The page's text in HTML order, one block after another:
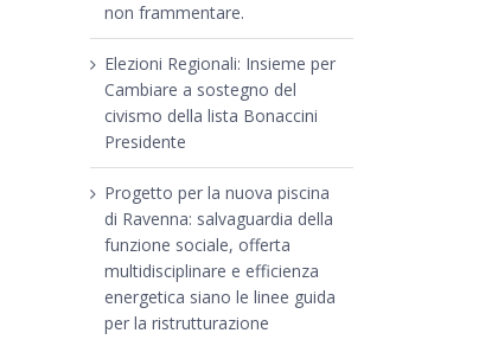
non frammentare.
Elezioni Regionali: Insieme per
Cambiare a sostegno del
civismo della lista Bonaccini
Presidente
Progetto per la nuova piscina
di Ravenna: salvaguardia della
funzione sociale, offerta
multidisciplinare e efficienza
energetica siano le linee guida
per la ristrutturazione